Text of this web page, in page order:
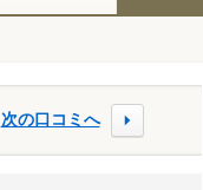
次の口コミへ